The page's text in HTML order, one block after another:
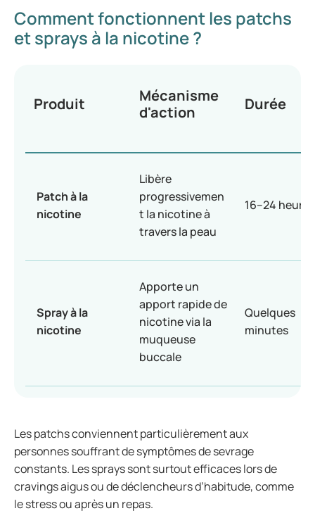
Comment fonctionnent les patchs
et sprays à la nicotine ?
Produit
Mécanisme
d'action
Durée
Patch à la
nicotine
Libère
progressivemen
t la nicotine à
travers la peau
16–24 heures
Spray à la
nicotine
Apporte un
apport rapide de
nicotine via la
muqueuse
buccale
Quelques
minutes
Les patchs conviennent particulièrement aux
personnes souffrant de symptômes de sevrage
constants. Les sprays sont surtout efficaces lors de
cravings aigus ou de déclencheurs d’habitude, comme
le stress ou après un repas.